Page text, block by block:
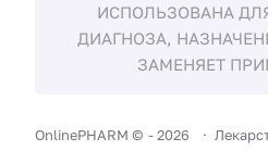
ИСПОЛЬЗОВАНА
ДИАГНОЗА,
ЗАМЕНЯЕТ
OnlinePHARM © -2026